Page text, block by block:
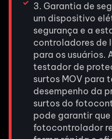
3. Garantia de
um dispositivo
segurança e a
controladores de
para os usuários.
testador de
surtos MOV para
desempenho da
surtos do
pode garantir que
fotocontrolador